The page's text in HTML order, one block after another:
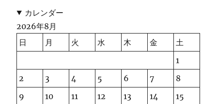
カレンダー
2026年8月
日
月 火 水 木 金
土
1
2
3 4 5 6 7
8
9
10 11 12 13 14
15